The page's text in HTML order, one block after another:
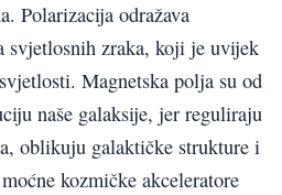
Polarizacija odražava
svjetlosnih zraka, koji je uvijek
Magnetska polja su od
naše galaksije, jer reguliraju
oblikuju galaktičke strukture i
kozmičke akceleratore